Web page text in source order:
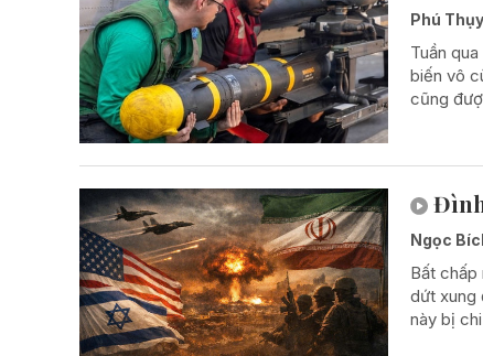
Phú Thụy
Tuần
biến vô
cũng
Ngọc
Bất chấp
dứt xung
này bị